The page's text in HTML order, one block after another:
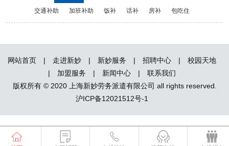
交通补助 加班补助 饭补 话补 房补 包吃住
网站首页 | 走进新妙 | 新妙服务 | 招聘中心 |
校园天地
|
加盟服务 | 新闻中心 |
联系我们
版权所有 © 2020 上海新妙劳务派遣有限公司 all rights reserved.
沪ICP备12021512号-1